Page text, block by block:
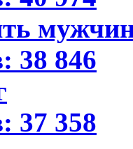
38 846
37 358